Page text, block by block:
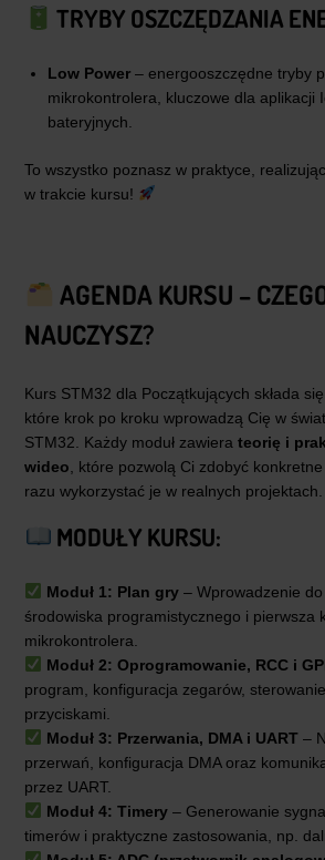
TRYBY OSZCZĘDZANIA
Low Power – energooszczędne tryby
mikrokontrolera, kluczowe dla aplikacji
bateryjnych.
To wszystko poznasz w praktyce,
w trakcie kursu!
AGENDA KURSU –
NAUCZYSZ?
Kurs STM32 dla Początkujących składa
które krok po kroku wprowadzą Cię w
STM32. Każdy moduł zawiera teorię i
wideo , które pozwolą Ci zdobyć
razu wykorzystać je w realnych projektach.
MODUŁY KURSU:
Moduł 1: Plan gry– Wprowadzenie
środowiska programistycznego i pierwsza
mikrokontrolera.
Moduł 2: Oprogramowanie, RCC i
program, konfiguracja zegarów,
przyciskami.
Moduł 3: Przerwania, DMA i UART–
przerwań, konfiguracja DMA oraz
przez UART.
Moduł 4: Timery– Generowanie
timerów i praktyczne zastosowania, np.